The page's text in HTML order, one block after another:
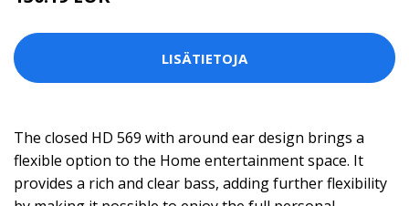
LISÄTIETOJA
The closed HD 569 with around ear design brings a
flexible option to the Home entertainment space. It
provides a rich and clear bass, adding further flexibility